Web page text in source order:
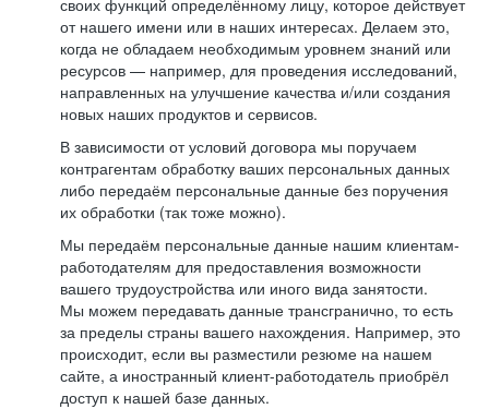
своих функций определённому лицу, которое действует
от нашего имени или в наших интересах. Делаем это,
когда не обладаем необходимым уровнем знаний или
ресурсов — например, для проведения исследований,
направленных на улучшение качества и/или создания
новых наших продуктов и сервисов.
В зависимости от условий договора мы поручаем
контрагентам обработку ваших персональных данных
либо передаём персональные данные без поручения
их обработки (так тоже можно).
Мы передаём персональные данные нашим клиентам-
работодателям для предоставления возможности
вашего трудоустройства или иного вида занятости.
Мы можем передавать данные трансгранично, то есть
за пределы страны вашего нахождения. Например, это
происходит, если вы разместили резюме на нашем
сайте, а иностранный клиент-работодатель приобрёл
доступ к нашей базе данных.